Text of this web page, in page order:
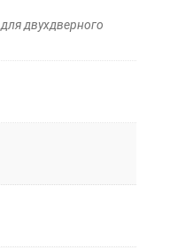
двухдверного